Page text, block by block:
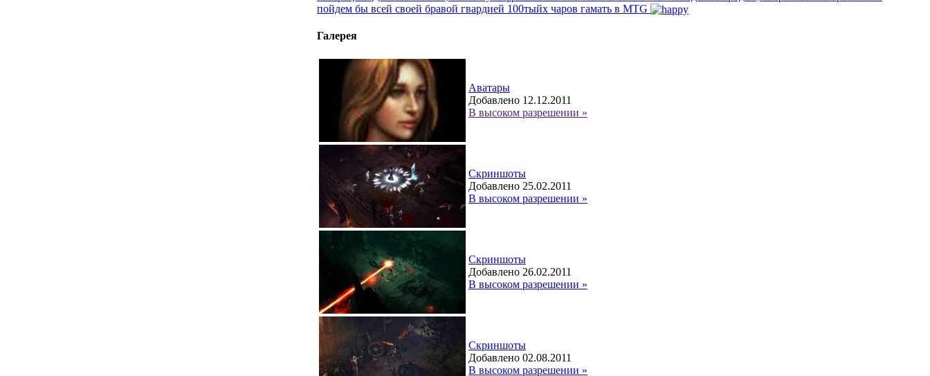
пойдем бы всей своей бравой гвардией 100тыйх чаров гамать в MTG
Галерея
Аватары
Добавлено 12.12.2011
В высоком разрешении »
Скриншоты
Добавлено 25.02.2011
В высоком разрешении »
Скриншоты
Добавлено 26.02.2011
В высоком разрешении »
Скриншоты
Добавлено 02.08.2011
В высоком разрешении »